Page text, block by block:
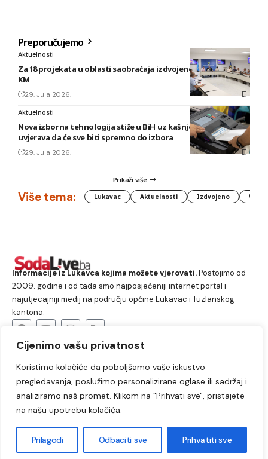
Cijenimo vašu privatnost
Koristimo kolačiće da poboljšamo vaše iskustvo
pregledavanja, poslužimo personalizirane oglase ili sadržaj i
analiziramo naš promet. Klikom na "Prihvati sve", pristajete
na našu upotrebu kolačića.
Prilagodi Odbaciti sve Prihvatiti sve
Preporučujemo
Aktuelnosti
Za 18 projekata u oblasti saobraćaja izdvojeno gotovo 40.000
KM
29. Jula 2026.
Aktuelnosti
Nova izborna tehnologija stiže u BiH uz kašnjenje, CIK
uvjerava da će sve biti spremno do izbora
29. Jula 2026.
Prikaži više
Više tema: Lukavac Aktuelnosti Izdvojeno
Informacije iz Lukavca kojima možete vjerovati.Postojimo od
2009. godine i od tada smo najposjećeniji internet portal i
najutjecajniji medij na području općine Lukavac i Tuzlanskog
kantona.
Lukavac Društvo Crna hronika
Sport
Kultura
Kolumne Slobodno vrijeme